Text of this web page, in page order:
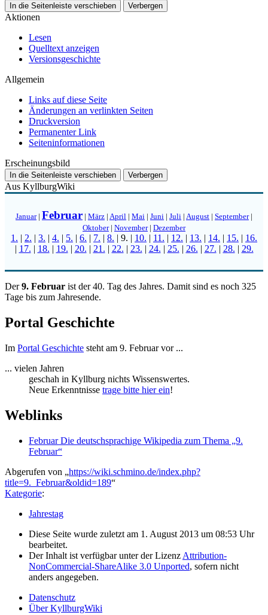
In die Seitenleiste verschieben Verbergen
Aktionen
Lesen
Quelltext anzeigen
Versionsgeschichte
Allgemein
Links auf diese Seite
Änderungen an verlinkten Seiten
Druckversion
Permanenter Link
Seiten­­informationen
Erscheinungsbild
In die Seitenleiste verschieben Verbergen
Aus KyllburgWiki
Januar| Februar | März | April | Mai | Juni | Juli | August | September|
Oktober| November| Dezember
1. | 2. | 3. | 4. | 5. | 6. | 7. | 8. | 9. | 10. | 11. | 12. | 13. | 14. | 15. | 16.
| 17. | 18. | 19. | 20. | 21. | 22. | 23. | 24. | 25. | 26. | 27. | 28. | 29.
Der9. Februar ist der 40. Tag des Jahres. Damit sind es noch 325
Tage bis zum Jahresende.
Portal Geschichte
Im Portal Geschichte steht am 9. Februar vor ...
... vielen Jahren
geschah in Kyllburg nichts Wissenswertes.
Neue Erkenntnisse trage bitte hier ein!
Weblinks
Februar Die deutschsprachige Wikipedia zum Thema „9.
Februar“
Abgerufen von „https://wiki.schmino.de/index.php?
title=9._Februar&oldid=189“
Kategorie:
Jahrestag
Diese Seite wurde zuletzt am 1. August 2013 um 08:53 Uhr
bearbeitet.
Der Inhalt ist verfügbar unter der Lizenz Attribution-
NonCommercial-ShareAlike 3.0 Unported, sofern nicht
anders angegeben.
Datenschutz
Über KyllburgWiki